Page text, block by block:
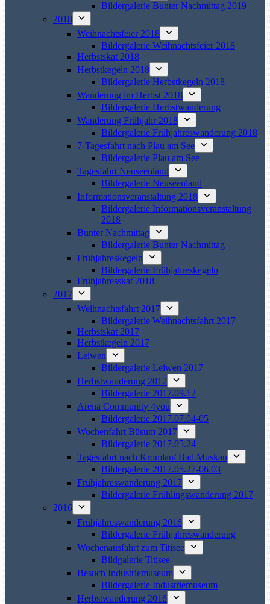
Bildergalerie Bunter Nachmittag 2019
2018
Weihnachtsfeier 2018
Bildergalerie Weihnachtsfeier 2018
Herbstskat 2018
Herbstkegeln 2018
Bildergalerie Herbstkegeln 2018
Wanderung im Herbst 2018
Bildergalerie Herbstwanderung
Wanderung Frühjahr 2018
Bildergalerie Frühjahreswanderung 2018
7-Tagesfahrt nach Plau am See
Bildergalerie Plau am See
Tagesfahrt Neuseenland
Bildergalerie Neuseenland
Informationsveranstaltung 2018
Bildergalerie Informationsveranstaltung
2018
Bunter Nachmittag
Bildergalerie Bunter Nachmittag
Frühjahreskegeln
Bildergalerie Frühjahreskegeln
Frühjahresskat 2018
2017
Weihnachtsfahrt 2017
Bildergalerie Weihnachtsfahrt 2017
Herbstskat 2017
Herbstkegeln 2017
Leiwen
Bildergalerie Leiwen 2017
Herbstwanderung 2017
Bildergalerie 2017.09.12
Arena Community 4you
Bildergalerie 2017.07.04-05
Wochenfahrt Büsum 2017
Bildergalerie 2017.05.24
Tagesfahrt nach Kromlau/ Bad Muskau
Bildergalerie 2017.05.27-06.03
Frühjahreswanderung 2017
Bildergalerie Frühlingswanderung 2017
2016
Frühjahreswanderung 2016
Bildergalerie Frühjahreswanderung
Wochenausfahrt zum Titisee
Bildgalerie Titisee
Besuch Industriemuseum
Bildergalerie Industriemuseum
Herbstwanderung 2016